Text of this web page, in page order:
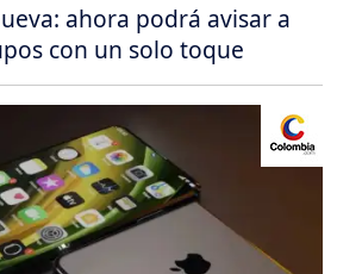
ahora podrá avisar a
con un solo toque